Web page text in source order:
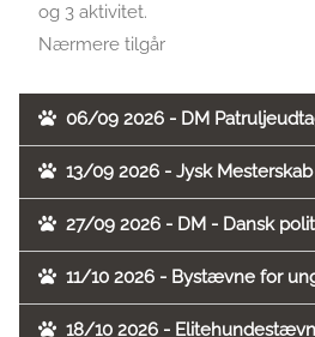
og 3 aktivitet.
Nærmere tilgår
06/09 2026 - DM
13/09 2026 - Jysk
27/09 2026 - DM - Dansk
11/10 2026 - Bystævne for
18/10 2026 -